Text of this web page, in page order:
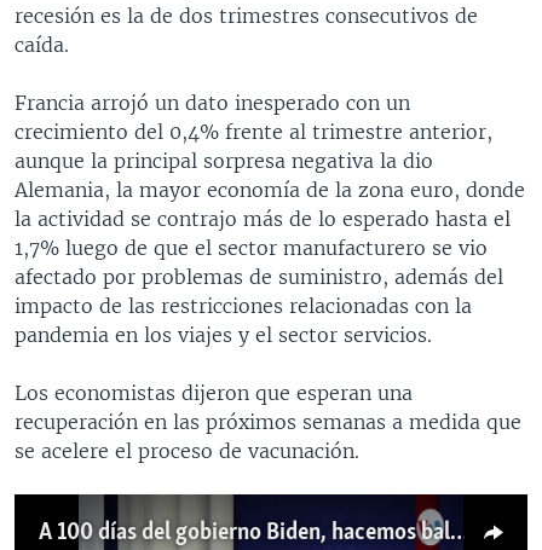
recesión es la de dos trimestres consecutivos de
caída.
Francia arrojó un dato inesperado con un
crecimiento del 0,4% frente al trimestre anterior,
aunque la principal sorpresa negativa la dio
Alemania, la mayor economía de la zona euro, donde
la actividad se contrajo más de lo esperado hasta el
1,7% luego de que el sector manufacturero se vio
afectado por problemas de suministro, además del
impacto de las restricciones relacionadas con la
pandemia en los viajes y el sector servicios.
Los economistas dijeron que esperan una
recuperación en las próximos semanas a medida que
se acelere el proceso de vacunación.
A 100 días del gobierno Biden, hacemos balance económico